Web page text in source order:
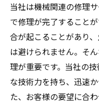
当社は機械関連の修理
で修理が完了すること
合が起こることがあり
は避けられません。そ
理が重要です。当社の
な技術力を持ち、迅速
た、お客様の要望に合